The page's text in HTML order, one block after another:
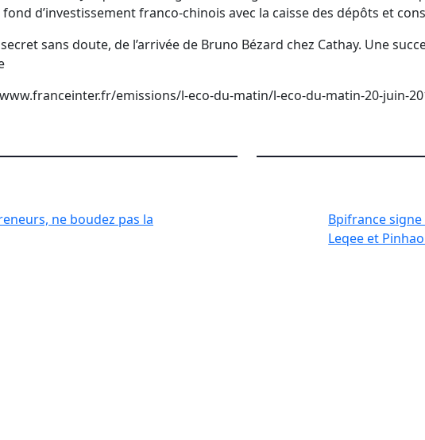
fond d’investissement franco-chinois avec la caisse des dépôts et
sans doute, de l’arrivée de Bruno Bézard chez Cathay. Une
emissions/l-eco-du-matin/l-eco-du-matin-20-juin-
ne boudez pas la
Bpifrance
Leqee et